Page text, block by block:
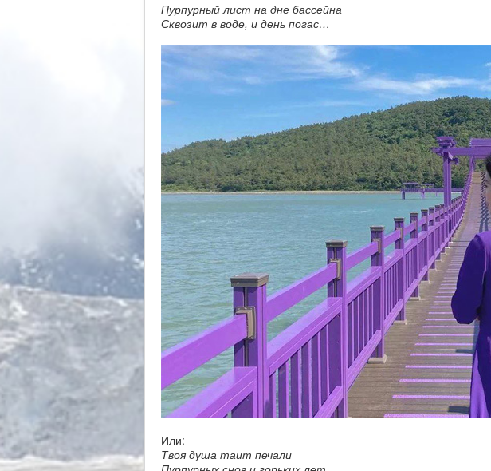
Пурпурный лист на дне бассейна
Сквозит в воде, и день погас…
Или:
Твоя душа таит печали